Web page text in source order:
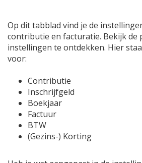
Op dit tabblad vind je de
contributie en facturatie. Bekijk de
instellingen te ontdekken. Hier
voor:
Contributie
Inschrijfgeld
Boekjaar
Factuur
BTW
(Gezins-) Korting